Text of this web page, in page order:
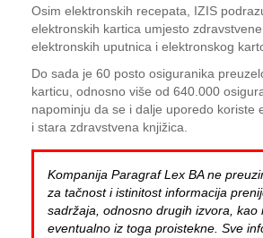
Osim elektronskih recepata, IZIS
elektronskih kartica umjesto zdravstvene
elektronskih uputnica i elektronskog
Do sada je 60 posto osiguranika
karticu, odnosno više od 640.000
napominju da se i dalje uporedo koriste
i stara zdravstvena knjižica.
Kompanija Paragraf Lex BA ne
za tačnost i istinitost informacija
sadržaja, odnosno drugih izvora, kao
eventualno iz toga proistekne. Sve